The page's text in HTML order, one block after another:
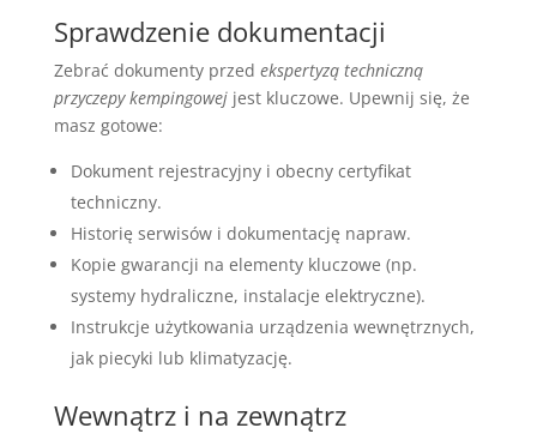
Sprawdzenie dokumentacji
Zebrać dokumenty przed ekspertyzą techniczną
przyczepy kempingowejjest kluczowe. Upewnij się, że
masz gotowe:
Dokument rejestracyjny i obecny certyfikat
techniczny.
Historię serwisów i dokumentację napraw.
Kopie gwarancji na elementy kluczowe (np.
systemy hydraliczne, instalacje elektryczne).
Instrukcje użytkowania urządzenia wewnętrznych,
jak piecyki lub klimatyzację.
Wewnątrz i na zewnątrz